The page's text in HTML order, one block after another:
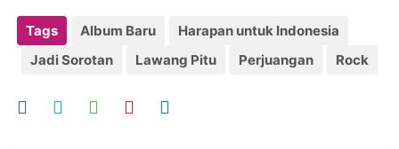
Tags Album Baru
Harapan untuk Indonesia
Jadi Sorotan
Lawang Pitu Perjuangan Rock